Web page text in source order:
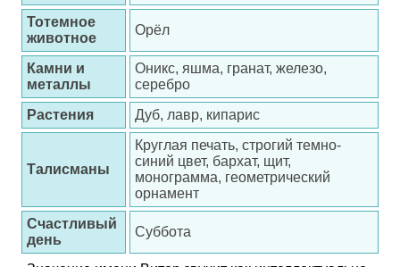
Тотемное
животное
Орёл
Камни и
металлы
Оникс, яшма, гранат, железо,
серебро
Растения
Дуб, лавр, кипарис
Талисманы
Круглая печать, строгий темно-
синий цвет, бархат, щит,
монограмма, геометрический
орнамент
Счастливый
день
Суббота